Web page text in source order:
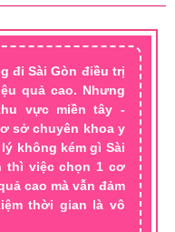
đi Sài Gòn điều trị
quả cao. Nhưng
vực miền tây -
sở chuyên khoa y
không kém gì Sài
thì việc chọn 1 cơ
cao mà vẫn đảm
thời gian là vô